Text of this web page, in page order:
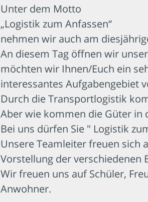
Unter dem Motto
„Logistik zum Anfassen“
nehmen wir auch am
An diesem Tag öffnen wir
möchten wir Ihnen/Euch ein
interessantes Aufgabengebiet
Durch die Transportlogistik
Aber wie kommen die Güter in
Bei uns dürfen Sie " Logistik
Unsere Teamleiter freuen sich
Vorstellung der verschiedenen
Wir freuen uns auf Schüler,
Anwohner.